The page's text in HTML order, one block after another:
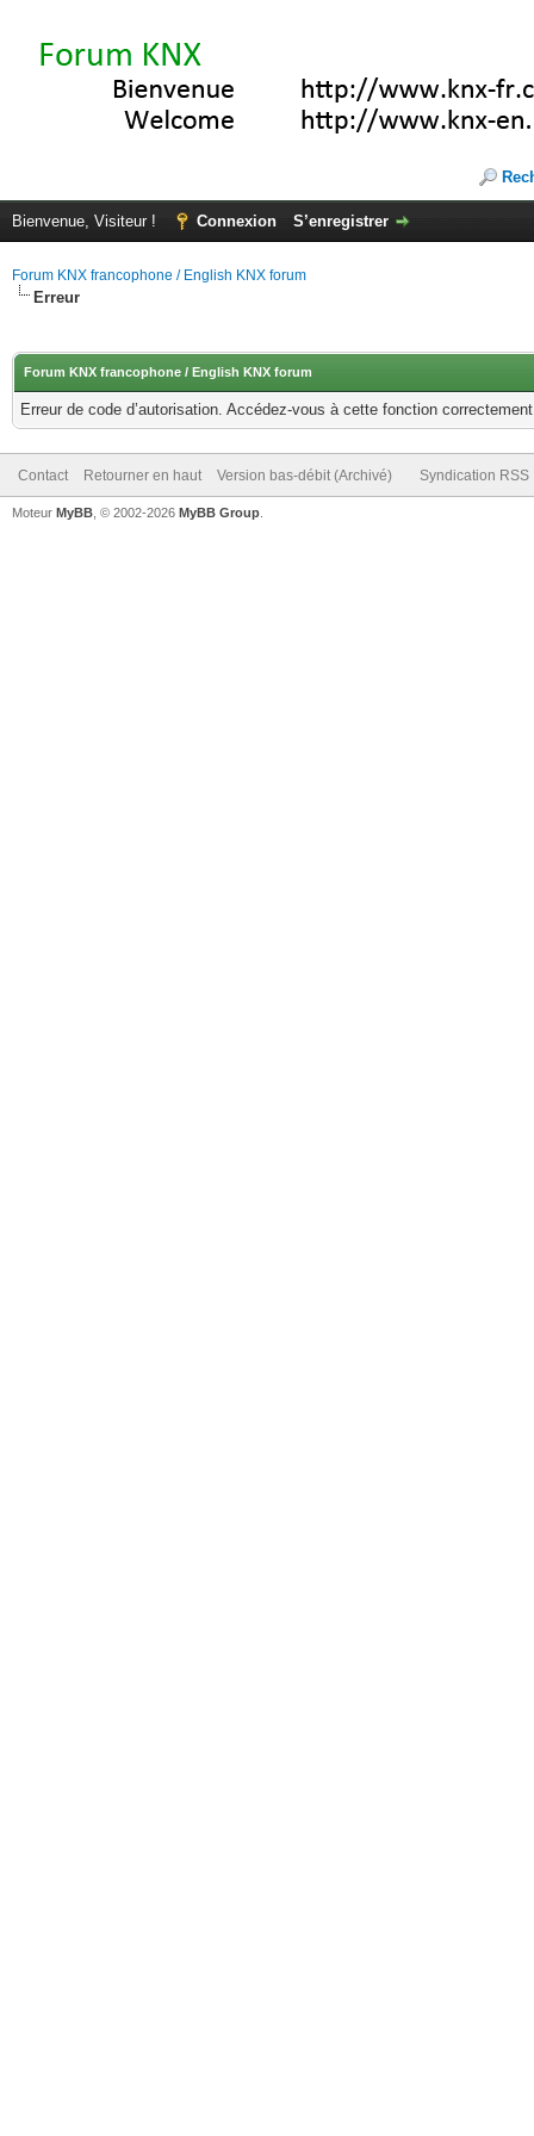
Bienvenue, Visiteur ! Connexion S’enregistrer
Forum KNX francophone / English KNX forum
Erreur
Forum KNX francophone / English KNX forum
Erreur de code d’autorisation. Accédez-vous à cette fonction
Contact Retourner en haut Version bas-débit (Archivé) Syndication RSS
Moteur MyBB , © 2002-2026 MyBB Group